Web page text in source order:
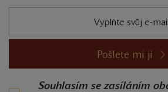
Pošlete mi ji
Souhlasím se zasíláním